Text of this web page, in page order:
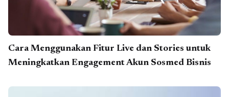
Cara Menggunakan Fitur Live dan Stories untuk
Meningkatkan Engagement Akun Sosmed Bisnis